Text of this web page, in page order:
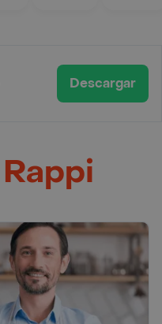
Descargar
Rappi